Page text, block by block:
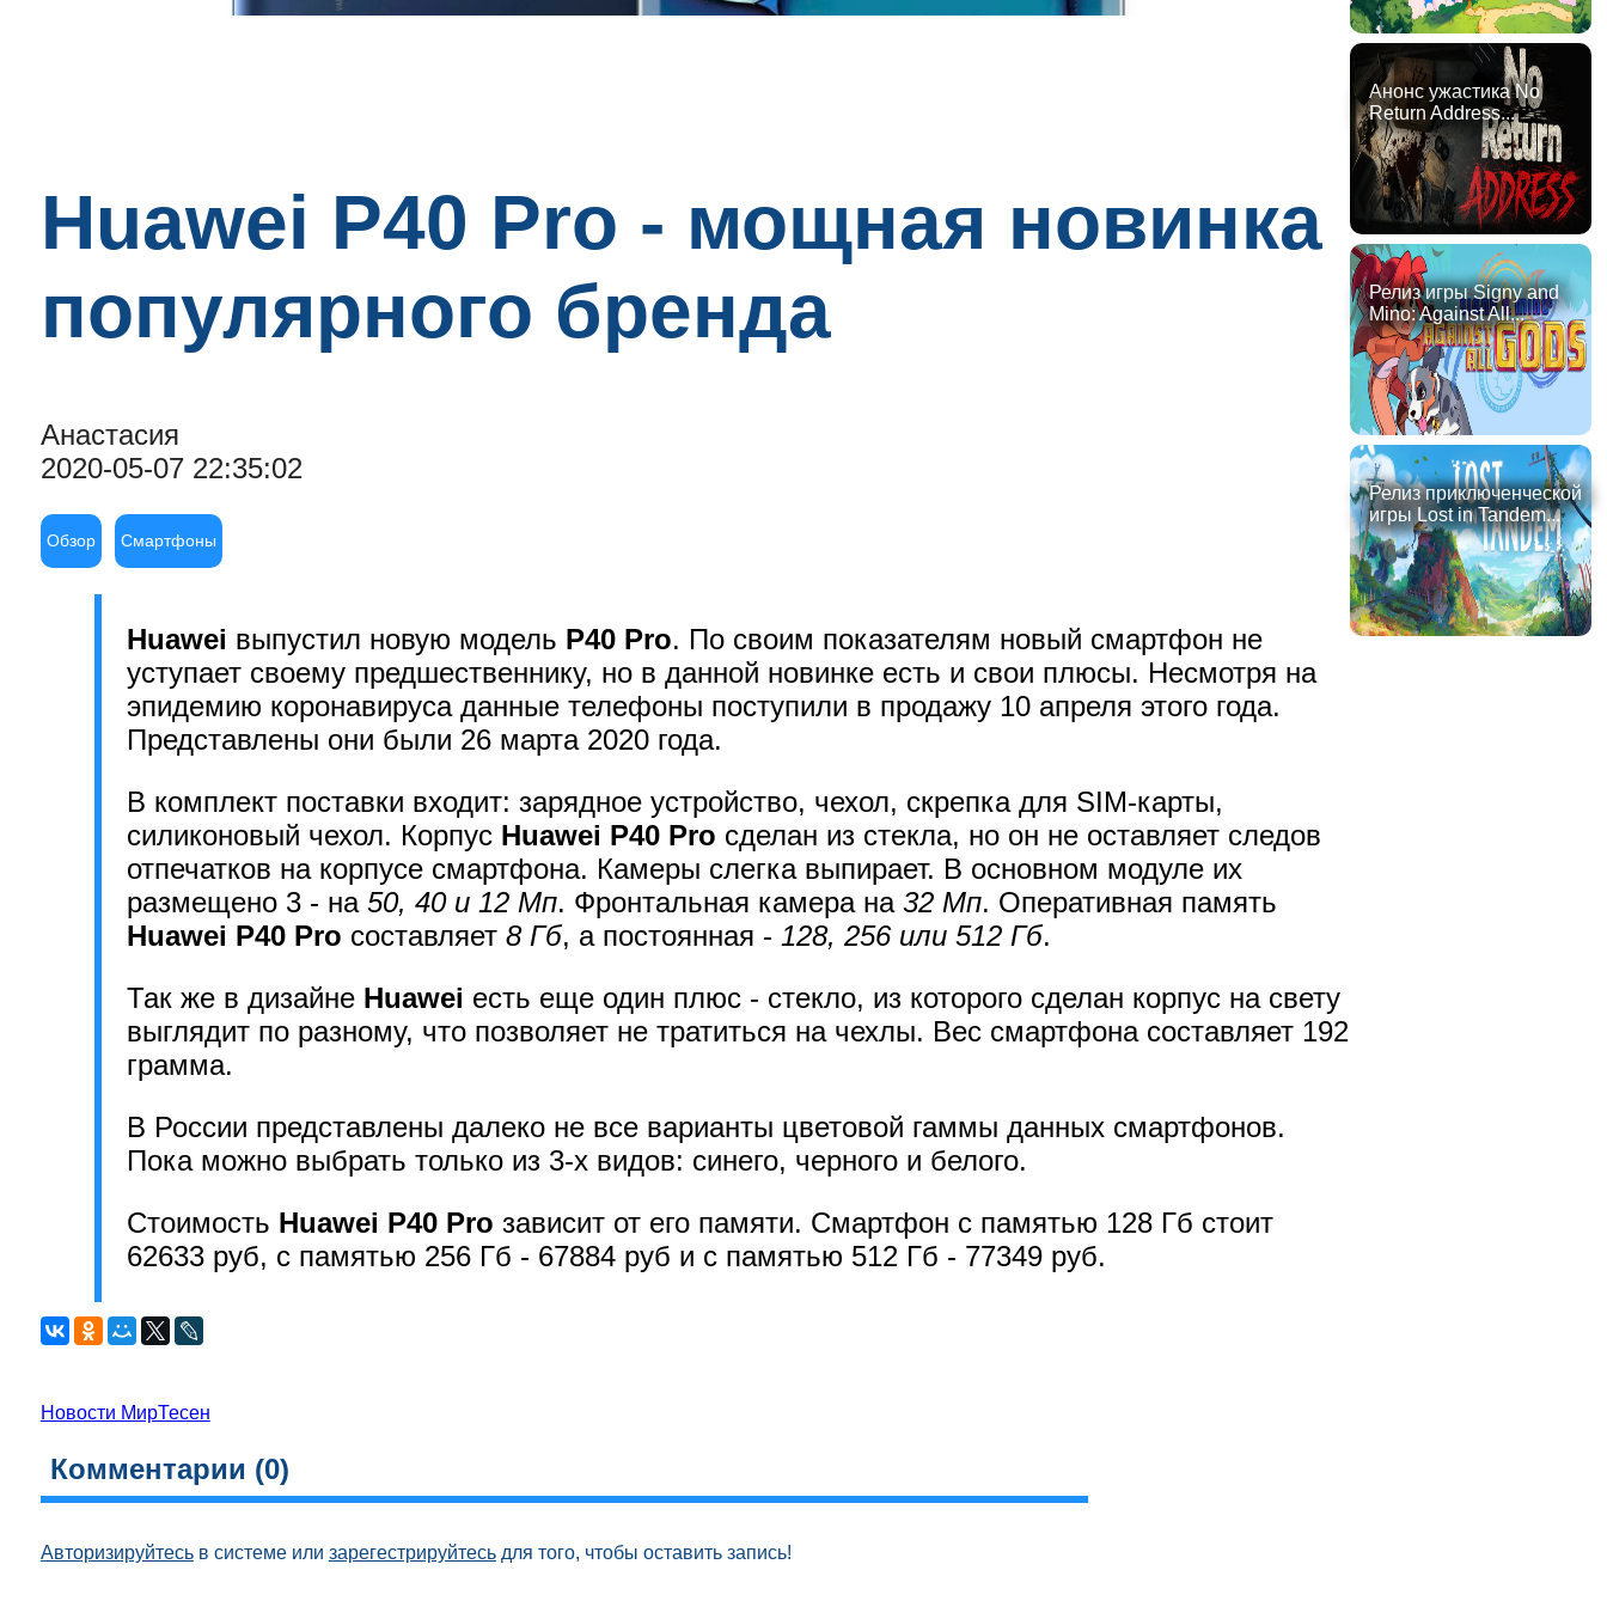
Huawei P40 Pro - мощная новинка
популярного бренда
Анастасия
2020-05-07 22:35:02
Обзор Смартфоны
Huawei выпустил новую модель P40 Pro. По своим показателям новый смартфон не
уступает своему предшественнику, но в данной новинке есть и свои плюсы. Несмотря на
эпидемию коронавируса данные телефоны поступили в продажу 10 апреля этого года.
Представлены они были 26 марта 2020 года.
В комплект поставки входит: зарядное устройство, чехол, скрепка для SIM-карты,
силиконовый чехол. Корпус Huawei P40 Pro сделан из стекла, но он не оставляет следов
отпечатков на корпусе смартфона. Камеры слегка выпирает. В основном модуле их
размещено 3 - на 50, 40 и 12 Мп. Фронтальная камера на 32 Мп. Оперативная память
Huawei P40 Pro составляет 8 Гб, а постоянная - 128, 256 или 512 Гб.
Так же в дизайне Huawei есть еще один плюс - стекло, из которого сделан корпус на свету
выглядит по разному, что позволяет не тратиться на чехлы. Вес смартфона составляет 192
грамма.
В России представлены далеко не все варианты цветовой гаммы данных смартфонов.
Пока можно выбрать только из 3-х видов: синего, черного и белого.
Стоимость Huawei P40 Pro зависит от его памяти. Смартфон с памятью 128 Гб стоит
62633 руб, с памятью 256 Гб - 67884 руб и с памятью 512 Гб - 77349 руб.
Новости МирТесен
Комментарии (0)
Авторизируйтесьв системе или зарегестрируйтесьдля того, чтобы оставить запись!
Анонс ужастика No
Return Address...
Релиз игры Signy and
Mino: Against All...
Релиз приключенческой
игры Lost in Tandem...